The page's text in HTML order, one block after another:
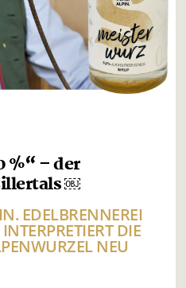
%“ – der
￼
EDELBRENNEREI
DIE
NEU